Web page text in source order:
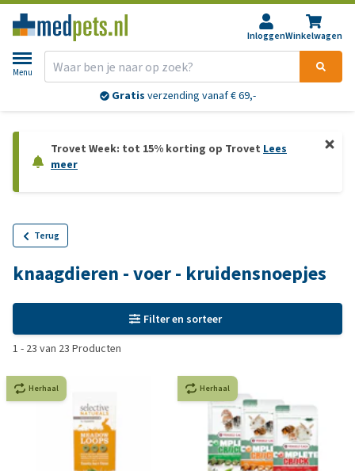
InloggenWinkelwagen
Menu
Gratis verzending vanaf € 69,-
Trovet Week: tot 15% korting op Trovet Lees
meer
Terug
knaagdieren - voer - kruidensnoepjes
Filter en sorteer
1 - 23 van 23 Producten
Herhaal Herhaal